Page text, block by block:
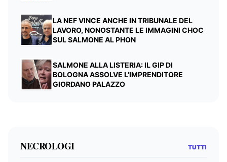
LA NEF VINCE ANCHE IN TRIBUNALE DEL
LAVORO, NONOSTANTE LE IMMAGINI CHOC
SUL SALMONE AL PHON
SALMONE ALLA LISTERIA: IL GIP DI
BOLOGNA ASSOLVE L'IMPRENDITORE
GIORDANO PALAZZO
NECROLOGI TUTTI